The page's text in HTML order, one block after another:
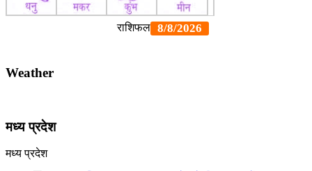
Weather
मध्य प्रदेश
मध्य प्रदेश